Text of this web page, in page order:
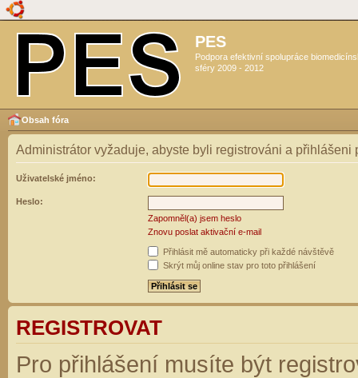
PES
Podpora efektivní spolupráce
sféry 2009 - 2012
Obsah fóra
Administrátor vyžaduje, abyste byli registrováni a přihlášeni
Uživatelské jméno:
Heslo:
Zapomněl(a) jsem heslo
Znovu poslat aktivační e-mail
Přihlásit mě automaticky při každé návštěvě
Skrýt můj online stav pro toto přihlášení
REGISTROVAT
Pro přihlášení musíte být